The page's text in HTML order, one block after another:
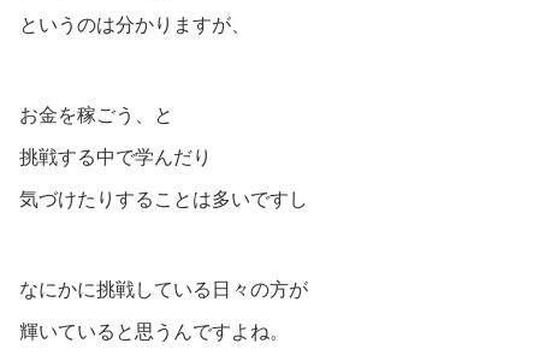
というのは分かりますが、
お金を稼ごう、と
挑戦する中で学んだり
気づけたりすることは多いですし
なにかに挑戦している日々の方が
輝いていると思うんですよね。